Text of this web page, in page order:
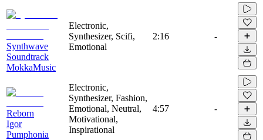
Synthwave
Soundtrack
MokkaMusic
Electronic,
Synthesizer, Scifi,
Emotional
2:16 -
Reborn
Igor
Pumphonia
Electronic,
Synthesizer, Fashion,
Emotional, Neutral,
Motivational,
Inspirational
4:57 -